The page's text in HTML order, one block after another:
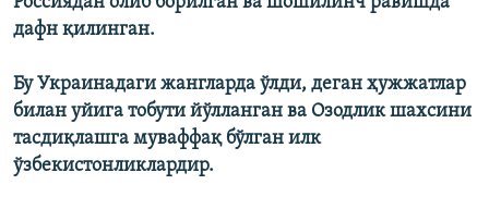
дафн қилинган.
Бу Украинадаги жангларда ўлди, деган ҳужжатлар
билан уйига тобути йўлланган ва Озодлик шахсини
тасдиқлашга муваффақ бўлган илк
ўзбекистонликлардир.